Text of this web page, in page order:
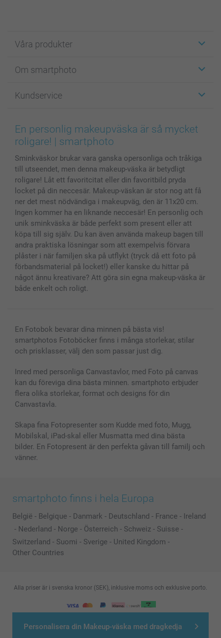
Personalisera din Makeup-väska med dragkedja
Våra produkter
Fotokort
Fotoböcker
Bilder, Fotoförstoring & Fotohäften
Skal till Mobil & Surfplatta
Fotoalmanackor & Fotoagenda
Fotoramar & Tillbehör
Presentkort
Alla fotoprodukter
Om smartphoto
För affiliates
Cookie Policy
Sitemap
Investor Relations
Kundservice
smartgaranti
smartbonus
Status på beställningar
En personlig makeupväska är så mycket
roligare! | smartphoto
Sminkväskor brukar vara ganska opersonliga och tråkiga
till utseendet, men denna makeup-väska är betydligt
roligare! Låt ett favoritcitat eller din favoritbild pryda
locket på din neccesär. Makeup-väskan är stor nog att få
ner det mest nödvändiga i makeupväg, den är 11x20 cm.
Ingen kommer ha en liknande neccesär! En personlig och
unik sminkväska är både perfekt som present eller att
köpa till sig själv. Du kan även använda makeup bagen till
andra praktiska lösningar som att exempelvis förvara
plåster i när familjen ska på utflykt (tryck då ett foto på
förbandsmaterial på locket!) eller kanske du hittar på
något ännu kreativare? Att göra sin egna makeup-väska är
både enkelt och roligt.
En Fotobok bevarar dina minnen på bästa vis!
smartphotos Fotoböcker finns i många storlekar, stilar
och prisklasser, välj den som passar just dig.
Inred med personliga Canvastavlor, med Foto på canvas
kan du föreviga dina bästa minnen. smartphoto erbjuder
flera olika storlekar, format och designs för din
Canvastavla.
Skapa fina Fotopresenter som Kudde med foto, Mugg,
Mobilskal, iPad-skal eller Musmatta med dina bästa
bilder. En Fotopresent är den perfekta gåvan till familj och
vänner.
smartphoto finns i hela Europa
België - Belgique - Danmark - Deutschland - France - Ireland
- Nederland - Norge - Österreich - Schweiz - Suisse -
Switzerland - Suomi - Sverige - United Kingdom -
Other Countries
© smartphoto group. All rights reserved
Alla priser är i svenska kronor (SEK), inklusive moms och exklusive porto.